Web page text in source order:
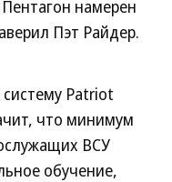
намерен
Пэт Райдер.
Patriot
что минимум
ВСУ
обучение,